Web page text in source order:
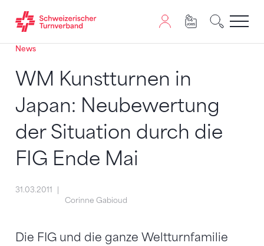
Zum Inhalt springen
Zur Sitemap navigieren
Zum Navigieren dieser Seite wird JavaScript benötigt.
News
WM Kunstturnen in
Japan: Neubewertung
der Situation durch die
FIG Ende Mai
31.03.2011
Corinne Gabioud
Die FIG und die ganze Weltturnfamilie